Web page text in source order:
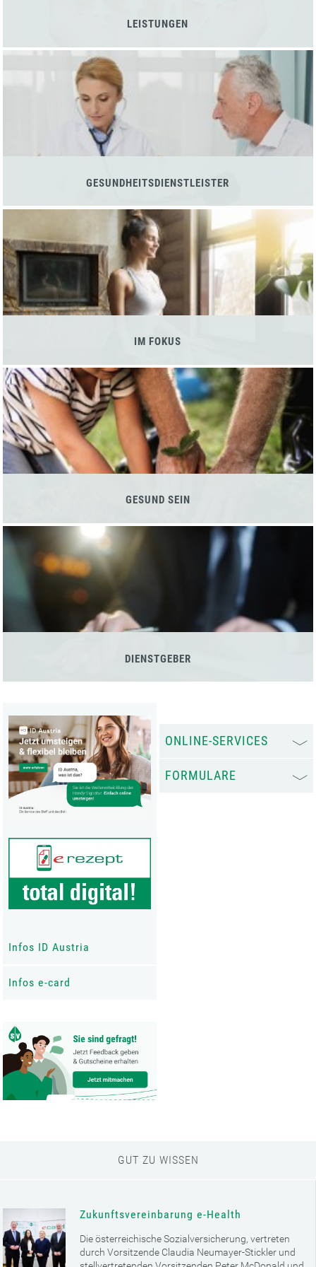
LEISTUNGEN
GESUNDHEITSDIENSTLEISTER
IM FOKUS
GESUND SEIN
DIENSTGEBER
Infos ID Austria
Infos e-card
ONLINE-SERVICES
FORMULARE
GUT ZU WISSEN
Zukunftsvereinbarung e-Health
Die österreichische Sozialversicherung, vertreten
durch Vorsitzende Claudia Neumayer-Stickler und